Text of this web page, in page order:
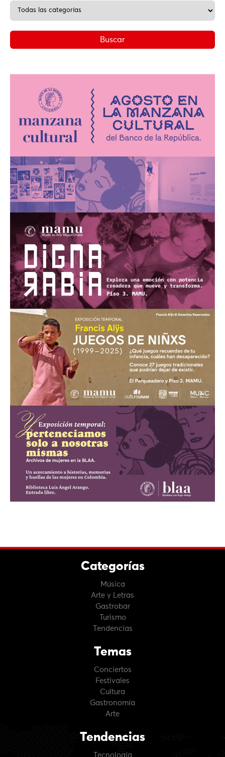
Categorías
Música
Arte y Letras
Gastrobar
Turismo
Tendencias
Temas
Conciertos
Festivales
Cultura
Gastronomía
Arte
Tendencias
Tecnología